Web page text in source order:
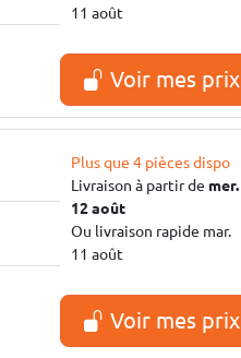
11 août
Voir mes prix
Plus que 4 pièces dispo
Livraison à partir de mer.
12 août
Ou livraison rapide mar.
11 août
Voir mes prix